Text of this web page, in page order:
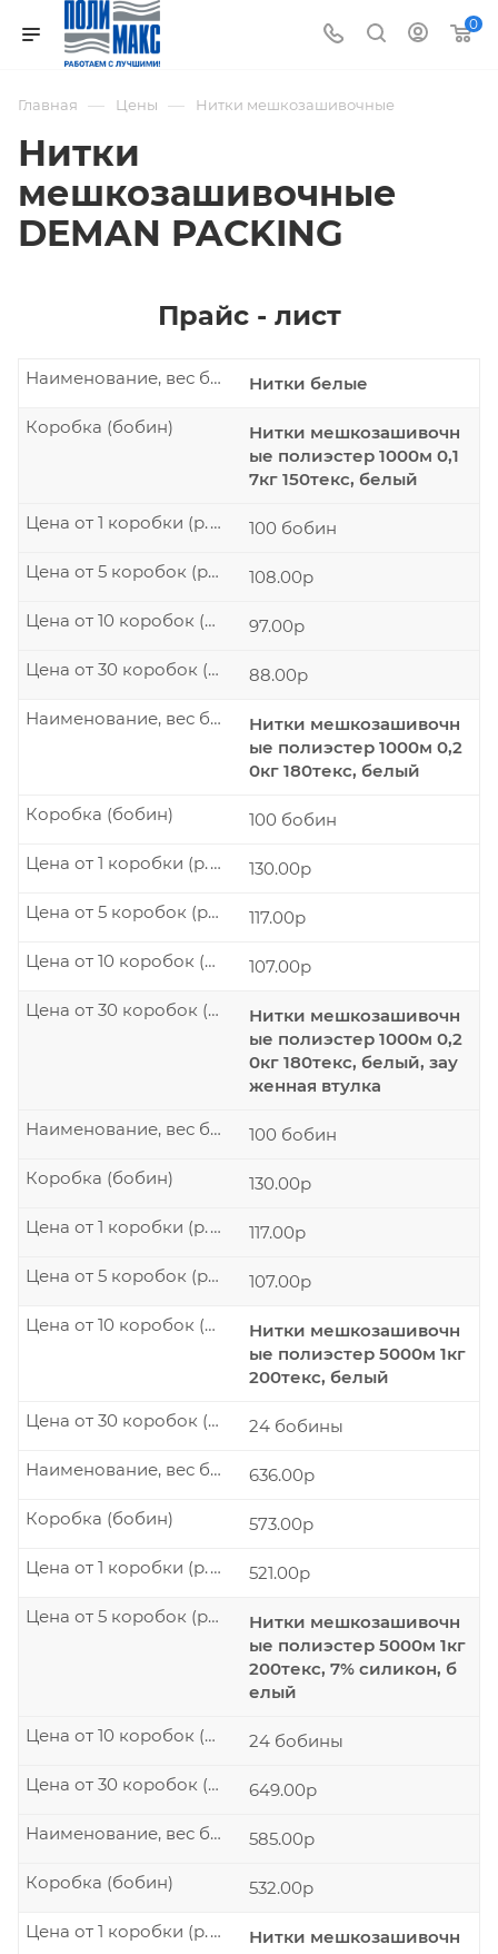
0
Главная — Цены — Нитки мешкозашивочные
Нитки
мешкозашивочные
DEMAN PACKING
Прайс - лист
Нитки белые
Наименование, вес бобины
Нитки мешкозашивочн
ые полиэстер 1000м 0,1
7кг 150текс, белый
Коробка (бобин)
100 бобин
Цена от 1 коробки (р./шт.)
108.00р
Цена от 5 коробок (р./шт.)
97.00р
Цена от 10 коробок (р./шт.)
88.00р
Цена от 30 коробок (р./шт.)
Нитки мешкозашивочн
ые полиэстер 1000м 0,2
0кг 180текс, белый
Наименование, вес бобины
100 бобин
Коробка (бобин)
130.00р
Цена от 1 коробки (р./шт.)
117.00р
Цена от 5 коробок (р./шт.)
107.00р
Цена от 10 коробок (р./шт.)
Нитки мешкозашивочн
ые полиэстер 1000м 0,2
0кг 180текс, белый, зау
женная втулка
Цена от 30 коробок (р./шт.)
100 бобин
Наименование, вес бобины
130.00р
Коробка (бобин)
117.00р
Цена от 1 коробки (р./шт.)
107.00р
Цена от 5 коробок (р./шт.)
Нитки мешкозашивочн
ые полиэстер 5000м 1кг
200текс, белый
Цена от 10 коробок (р./шт.)
24 бобины
Цена от 30 коробок (р./шт.)
636.00р
Наименование, вес бобины
573.00р
Коробка (бобин)
521.00р
Цена от 1 коробки (р./шт.)
Нитки мешкозашивочн
ые полиэстер 5000м 1кг
200текс, 7% силикон, б
елый
Цена от 5 коробок (р./шт.)
24 бобины
Цена от 10 коробок (р./шт.)
649.00р
Цена от 30 коробок (р./шт.)
585.00р
Наименование, вес бобины
532.00р
Коробка (бобин)
Нитки мешкозашивочн
Цена от 1 коробки (р./шт.)